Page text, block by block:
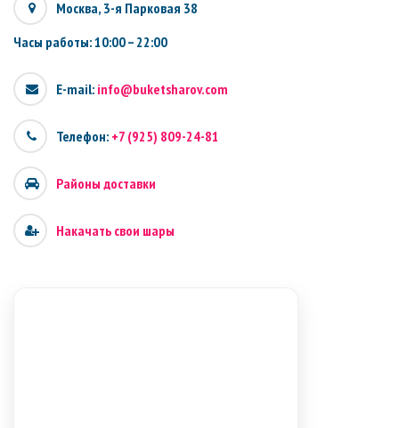
Москва, 3-я Парковая 38
Часы работы: 10:00 – 22:00
E-mail: info@buketsharov.com
Телефон: +7 (925) 809-24-81
Районы доставки
Накачать свои шары